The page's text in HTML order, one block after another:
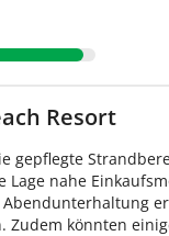
Resort
gepflegte
nahe
könnten